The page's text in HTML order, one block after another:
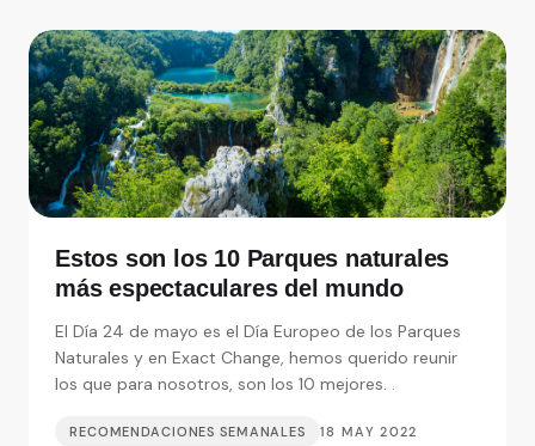
Estos son los 10 Parques naturales
más espectaculares del mundo
El Día 24 de mayo es el Día Europeo de los Parques
Naturales y en Exact Change, hemos querido reunir
los que para nosotros, son los 10 mejores. .
RECOMENDACIONES SEMANALES 18 MAY 2022